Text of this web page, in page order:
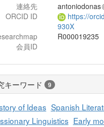
連絡先 antoniodonas
ORCID ID
https://
930X
会員ID
R000019235
キーワード 9
of Ideas Spanish
Linguistics Early